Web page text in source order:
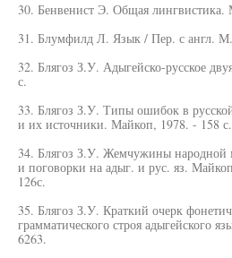
30. Бенвенист Э. Общая лингвистика.
31. Блумфилд Л. Язык / Пер. с англ.
32. Блягоз З.У. Адыгейско-русское
с.
33. Блягоз З.У. Типы ошибок в
и их источники. Майкоп, 1978. - 158 с.
34. Блягоз З.У. Жемчужины народной
и поговорки на адыг. и рус. яз.
126с.
35. Блягоз З.У. Краткий очерк
грамматического строя адыгейского
6263.